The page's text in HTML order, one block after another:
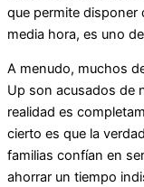
que permite disponer
media hora, es uno
A menudo, muchos
Up son acusados de
realidad es
cierto es que la
familias confían en
ahorrar un tiempo